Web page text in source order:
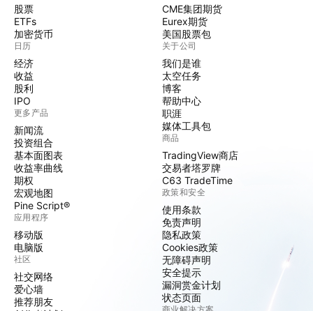
股票
ETFs
加密货币
日历
经济
收益
股利
IPO
更多产品
新闻流
投资组合
基本面图表
收益率曲线
期权
宏观地图
Pine Script®
应用程序
移动版
电脑版
社区
社交网络
爱心墙
推荐朋友
CME集团期货
Eurex期货
美国股票包
关于公司
我们是谁
太空任务
博客
帮助中心
职涯
媒体工具包
商品
TradingView商店
交易者塔罗牌
C63 TradeTime
政策和安全
使用条款
免责声明
隐私政策
Cookies政策
无障碍声明
安全提示
漏洞赏金计划
状态页面